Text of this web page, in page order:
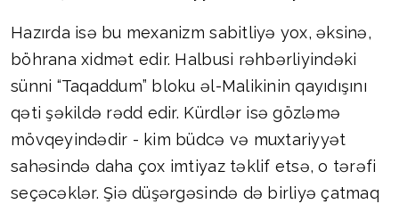
Hazırda isə bu mexanizm sabitliyə yox, əksinə,
böhrana xidmət edir. Halbusi rəhbərliyindəki
sünni “Taqaddum” bloku əl-Malikinin qayıdışını
qəti şəkildə rədd edir. Kürdlər isə gözləmə
mövqeyindədir - kim büdcə və muxtariyyət
sahəsində daha çox imtiyaz təklif etsə, o tərəfi
seçəcəklər. Şiə düşərgəsində də birliyə çatmaq